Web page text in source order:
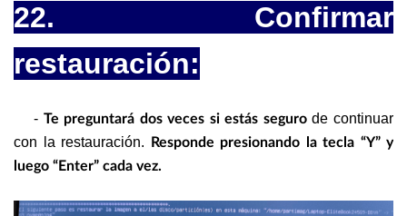
22. Confirmar
restauración:
- Te preguntará dos veces si estás segurode continuar
con la restauración.
Responde presionando la tecla “Y” y
luego “Enter” cada vez.